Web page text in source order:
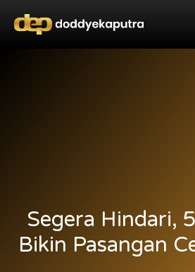
Segera Hindari,
Bikin Pasangan